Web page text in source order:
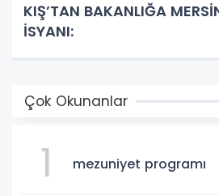
KIŞ’TAN BAKANLIĞA
İSYANI:
Çok Okunanlar
1 mezuniyet programı